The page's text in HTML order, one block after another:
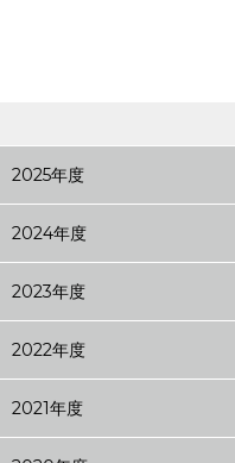
2025年度
2024年度
2023年度
2022年度
2021年度